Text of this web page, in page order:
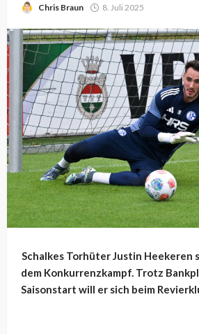
Chris Braun 8. Juli 2025
Schalkes Torhüter Justin Heekeren
dem Konkurrenzkampf. Trotz
Saisonstart will er sich beim